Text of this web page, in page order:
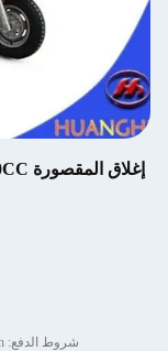
شروط الدفع: T / T، L / C، D / PD / A، Credit Card، Western Union، Cash